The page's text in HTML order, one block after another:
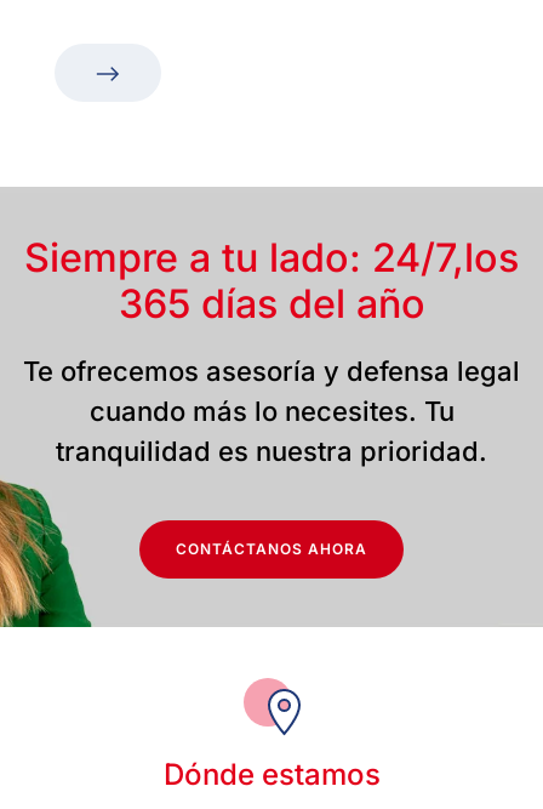
Siempre a tu lado: 24/7,los
365 días del año
Te ofrecemos asesoría y defensa legal
cuando más lo necesites. Tu
tranquilidad es nuestra prioridad.
CONTÁCTANOS AHORA
Dónde estamos